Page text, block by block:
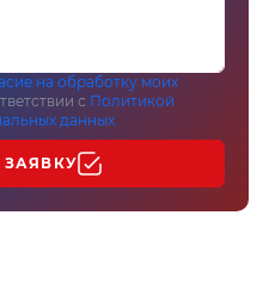
на обработку моих
с Политикой
данных